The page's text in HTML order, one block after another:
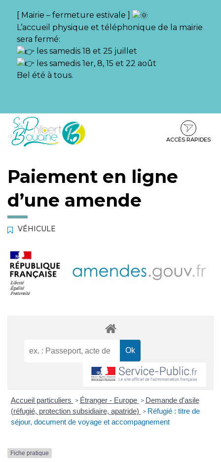
[ Mairie – fermeture estivale ]
L’accueil physique et téléphonique de la mairie
sera fermé:
les samedis 18 et 25 juillet
les samedis 1er, 8, 15 et 22 août
Bel été à tous.
Aller
Aller
contenu
Aller
pied
ACCÈS RAPIDES
Paiement en ligne
d’une amende
VÉHICULE
Accueil particuliers > Étranger - Europe > Demande d'asile
(réfugié, protection subsidiaire, apatride) > Réfugié : titre de
séjour, document de voyage et accompagnement
Fiche pratique